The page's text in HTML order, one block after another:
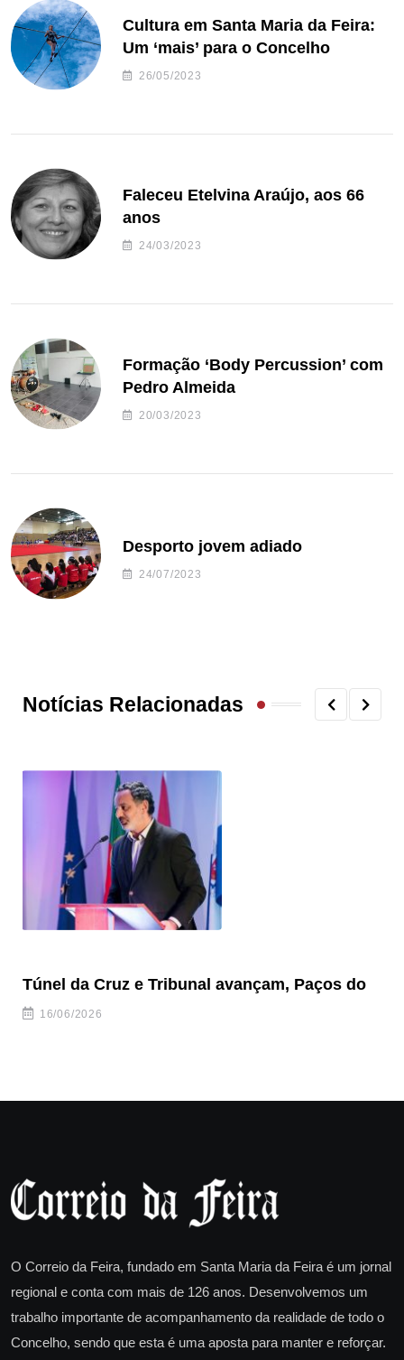
Cultura em Santa Maria da Feira:
Um ‘mais’ para o Concelho
26/05/2023
Faleceu Etelvina Araújo, aos 66
anos
24/03/2023
Formação ‘Body Percussion’ com
Pedro Almeida
20/03/2023
Desporto jovem adiado
24/07/2023
Notícias Relacionadas
Túnel da Cruz e Tribunal avançam, Paços do
16/06/2026
O Correio da Feira, fundado em Santa Maria da Feira é um jornal
regional e conta com mais de 126 anos. Desenvolvemos um
trabalho importante de acompanhamento da realidade de todo o
Concelho, sendo que esta é uma aposta para manter e reforçar.